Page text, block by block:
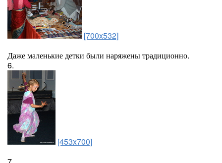
[700x532]
Даже маленькие детки были наряжены традиционно.
6.
[453x700]